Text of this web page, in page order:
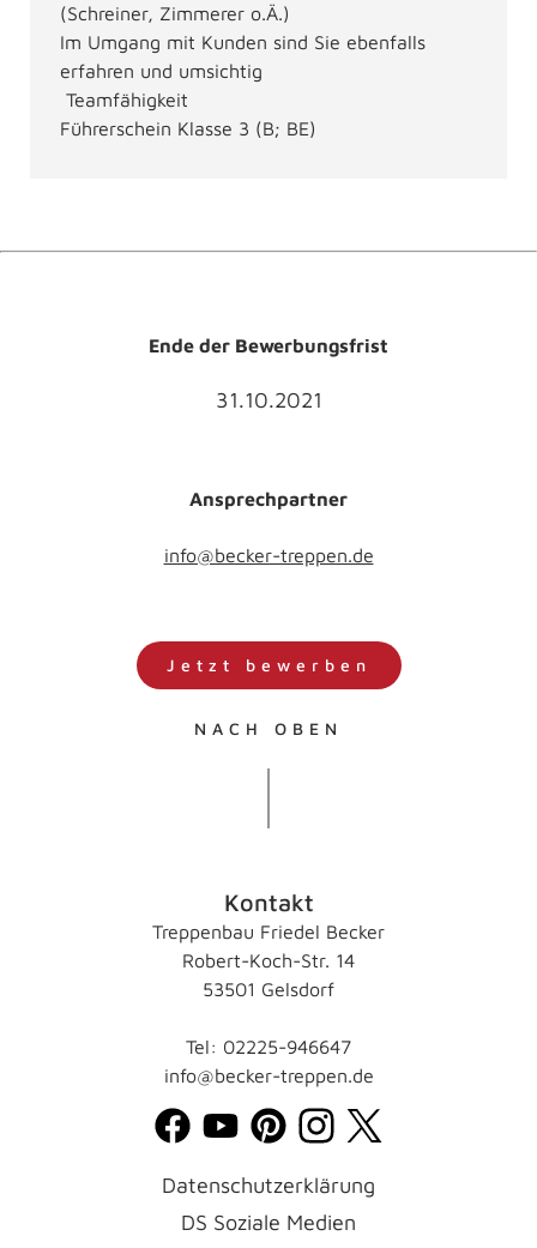
(Schreiner, Zimmerer o.Ä.)
Im Umgang mit Kunden sind Sie ebenfalls
erfahren und umsichtig
Teamfähigkeit
Führerschein Klasse 3 (B; BE)
Ende der Bewerbungsfrist
31.10.2021
Ansprechpartner
info@becker-treppen.de
Jetzt bewerben
NACH OBEN
Kontakt
Treppenbau Friedel Becker
Robert-Koch-Str. 14
53501 Gelsdorf
Tel: 02225-946647
info@becker-treppen.de
Datenschutzerklärung
DS Soziale Medien